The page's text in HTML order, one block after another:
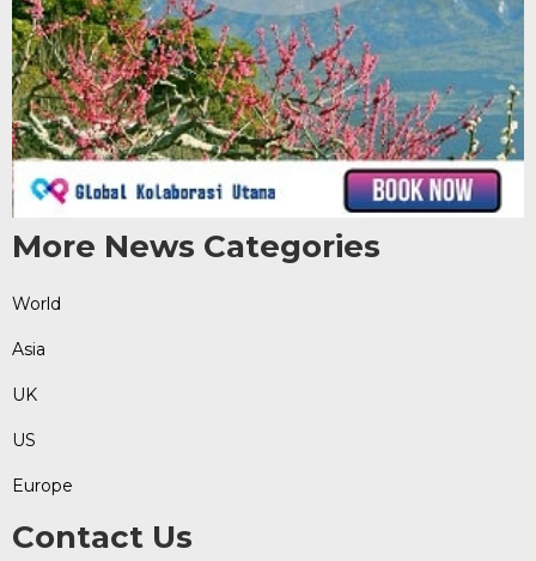
More News Categories
World
Asia
UK
US
Europe
Contact Us